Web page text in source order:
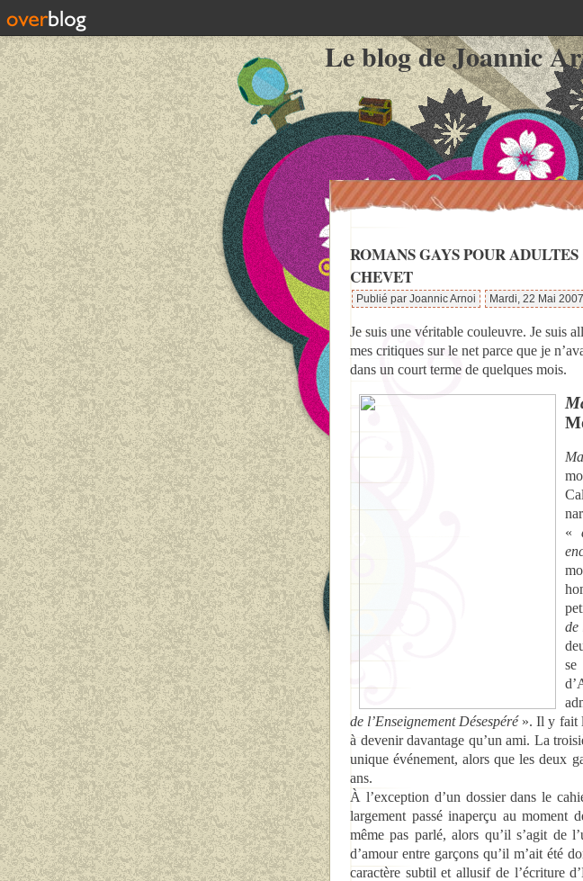
Le blog de Joannic
ROMANS GAYS POUR
CHEVET
Publié par Joannic Arnoi Mardi, 22 Mai 2007
Je suis une véritable couleuvre. Je suis
mes critiques sur le net parce que je
dans un court terme de quelques mois.
«
de
se
de l’Enseignement Désespéré». Il y fait
à devenir davantage qu’un ami. La
unique événement, alors que les deux
ans.
À l’exception d’un dossier dans le
largement passé inaperçu au moment
même pas parlé, alors qu’il s’agit de
d’amour entre garçons qu’il m’ait été
caractère subtil et allusif de l’écriture